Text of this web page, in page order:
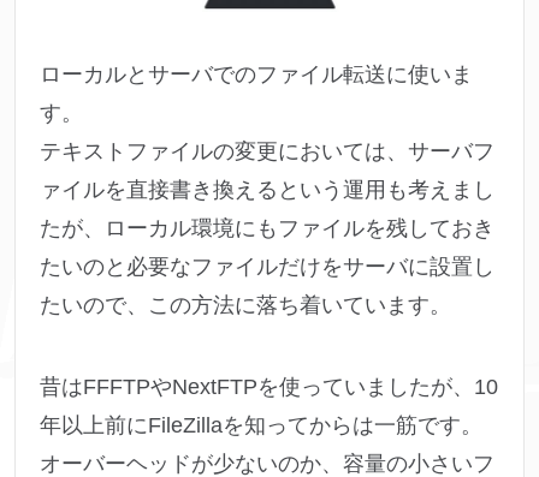
ローカルとサーバでのファイル転送に使いま
す。
テキストファイルの変更においては、サーバフ
ァイルを直接書き換えるという運用も考えまし
たが、ローカル環境にもファイルを残しておき
たいのと必要なファイルだけをサーバに設置し
たいので、この方法に落ち着いています。
昔はFFFTPやNextFTPを使っていましたが、10
年以上前にFileZillaを知ってからは一筋です。
オーバーヘッドが少ないのか、容量の小さいフ